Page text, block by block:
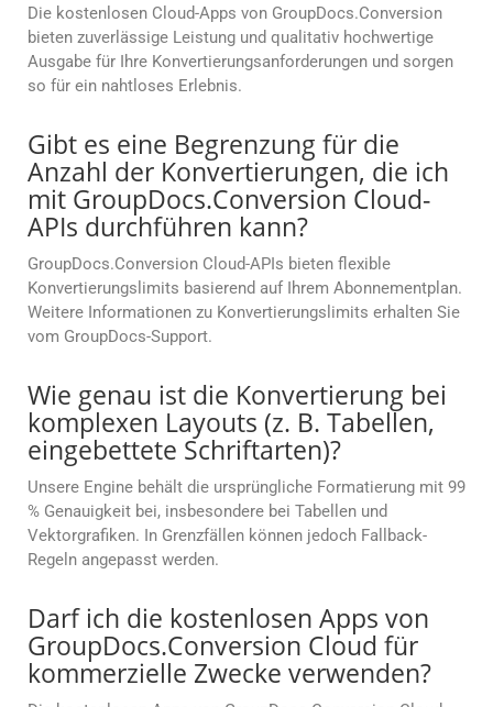
Die kostenlosen Cloud-Apps von GroupDocs.Conversion
bieten zuverlässige Leistung und qualitativ hochwertige
Ausgabe für Ihre Konvertierungsanforderungen und sorgen
so für ein nahtloses Erlebnis.
Gibt es eine Begrenzung für die
Anzahl der Konvertierungen, die ich
mit GroupDocs.Conversion Cloud-
APIs durchführen kann?
GroupDocs.Conversion Cloud-APIs bieten flexible
Konvertierungslimits basierend auf Ihrem Abonnementplan.
Weitere Informationen zu Konvertierungslimits erhalten Sie
vom GroupDocs-Support.
Wie genau ist die Konvertierung bei
komplexen Layouts (z. B. Tabellen,
eingebettete Schriftarten)?
Unsere Engine behält die ursprüngliche Formatierung mit 99
% Genauigkeit bei, insbesondere bei Tabellen und
Vektorgrafiken. In Grenzfällen können jedoch Fallback-
Regeln angepasst werden.
Darf ich die kostenlosen Apps von
GroupDocs.Conversion Cloud für
kommerzielle Zwecke verwenden?